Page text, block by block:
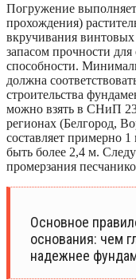
Погружение
прохождения)
вкручивания
запасом прочности
способности.
должна
строительства
можно взять в СНиП
регионах (Белгород,
составляет примерно
быть более 2,4 м.
промерзания
Основное
основания: чем
надежнее